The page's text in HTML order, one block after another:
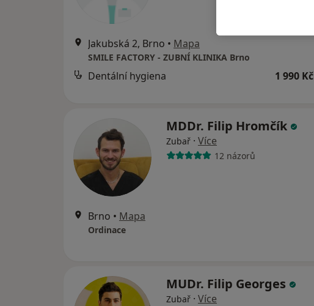
Jakubská 2, Brno • Mapa
SMILE FACTORY - ZUBNÍ KLINIKA Brno
Dentální hygiena 1 990 Kč
MDDr. Filip Hromčík
Zubař · Více
12 názorů
Brno • Mapa
Ordinace
MUDr. Filip Georges
Zubař · Více